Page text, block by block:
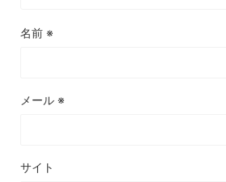
名前 ※
メール ※
サイト